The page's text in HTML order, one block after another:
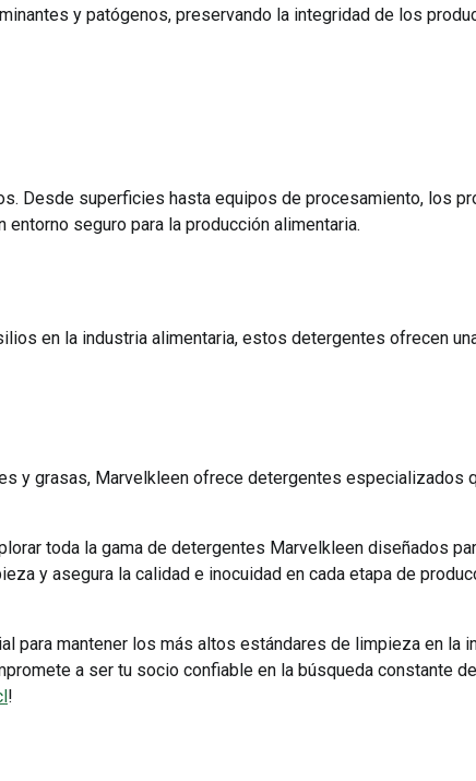
y patógenos, preservando la integridad de los
Desde superficies hasta equipos de procesamiento, los
seguro para la producción alimentaria.
en la industria alimentaria, estos detergentes ofrecen
y grasas, Marvelkleen ofrece detergentes especializados
toda la gama de detergentes Marvelkleen diseñados
y asegura la calidad e inocuidad en cada etapa de
para mantener los más altos estándares de limpieza en la
a ser tu socio confiable en la búsqueda constante
!